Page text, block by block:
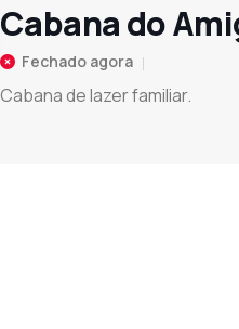
Cabana do
Fechado agora
Cabana de lazer familiar.